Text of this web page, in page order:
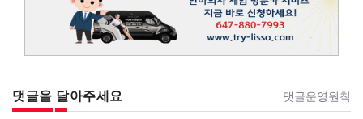
댓글을 달아주세요 댓글운영원칙